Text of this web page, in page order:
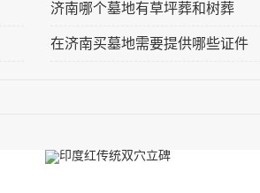
济南哪个墓地有草坪葬和树葬
在济南买墓地需要提供哪些证件